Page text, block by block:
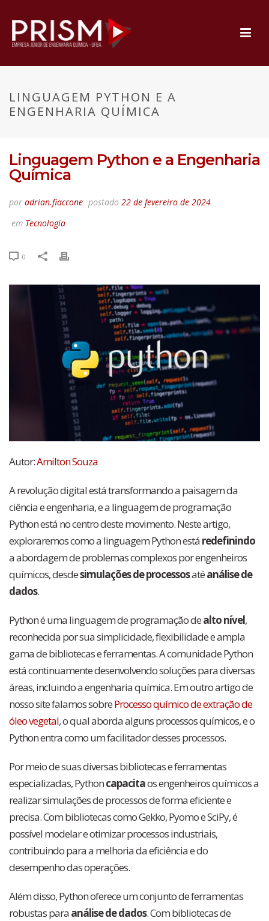
LINGUAGEM PYTHON E A
ENGENHARIA QUÍMICA
Linguagem Python e a Engenharia
Química
por adrian.fiaccone postado 22 de fevereiro de 2024
em Tecnologia
0
Autor:Amilton Souza
A revolução digital está transformando a paisagem da
ciência e engenharia, e a linguagem de programação
Python está no centro deste movimento. Neste artigo,
exploraremos como a linguagem Python está redefinindo
a abordagem de problemas complexos por engenheiros
químicos, desdesimulações de processosatéanálise de
dados.
Python é uma linguagem de programação dealto nível,
reconhecida por sua simplicidade, flexibilidade e ampla
gama de bibliotecas e ferramentas. A comunidade Python
está continuamente desenvolvendo soluções para diversas
áreas, incluindo a engenharia química.Em outro artigo de
nosso site falamos sobreProcesso químico de extração de
óleo vegetal, o qual aborda alguns processos químicos, e o
Python entra como um facilitador desses processos.
Por meio de suas diversas bibliotecas e ferramentas
especializadas, Pythoncapacitaos engenheiros químicos a
realizar simulações de processos de forma eficiente e
precisa. Com bibliotecas como Gekko, Pyomo e SciPy, é
possível modelar e otimizar processos industriais,
contribuindo para a melhoria da eficiência e do
desempenho das operações.
Além disso, Python oferece um conjunto de ferramentas
robustas para análise de dados. Com bibliotecas de